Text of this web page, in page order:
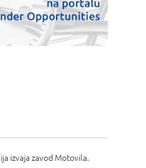
izvaja zavod Motovila.